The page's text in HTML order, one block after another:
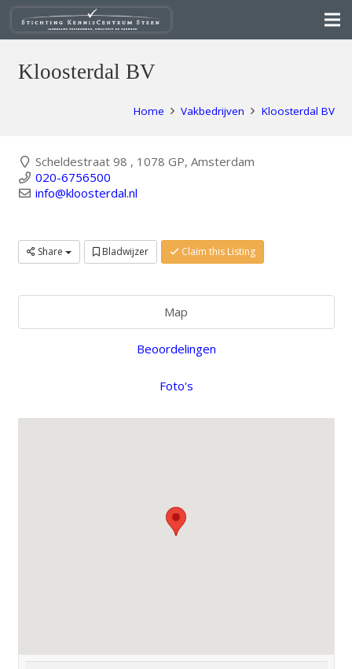
Kloosterdal BV
Home Vakbedrijven Kloosterdal BV
Scheldestraat 98 , 1078 GP, Amsterdam
020-6756500
info@kloosterdal.nl
Share Bladwijzer Claim this Listing
Map
Beoordelingen
Foto's